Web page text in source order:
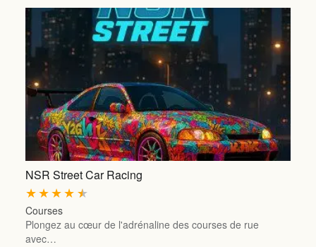
NSR Street Car Racing
★
★
★
★
★
Courses
Plongez au cœur de l'adrénaline des courses de rue
avec…